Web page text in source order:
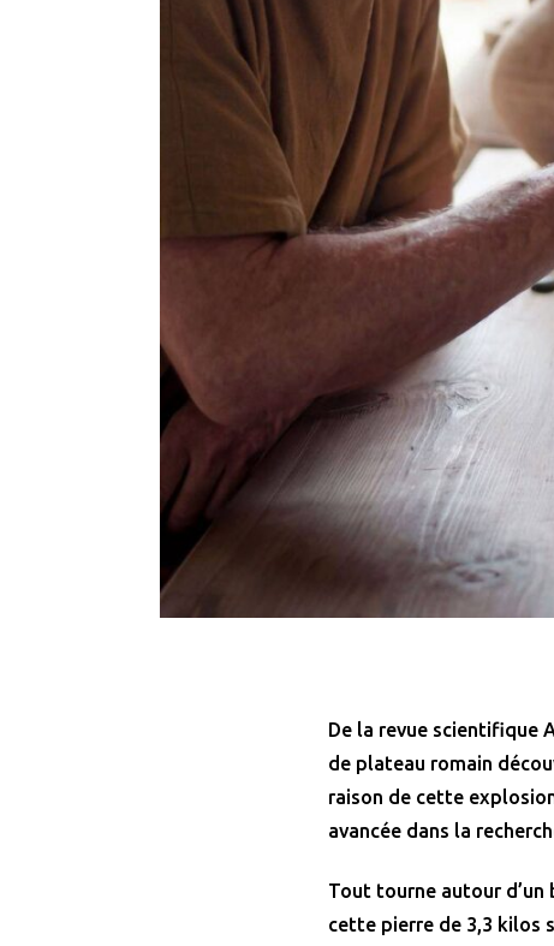
De la revue scientifique
de plateau romain
raison de cette
avancée dans la
Tout tourne autour d’un
cette pierre de 3,3 kilos